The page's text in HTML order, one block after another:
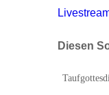
Diesen